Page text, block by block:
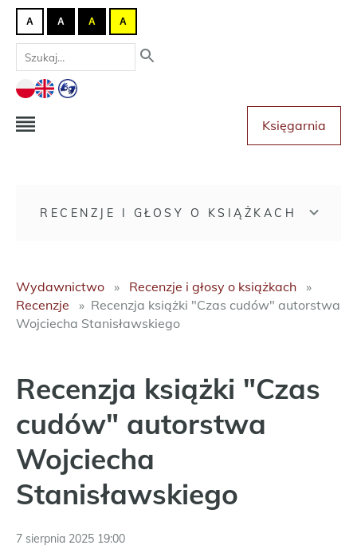
A A A A
Księgarnia
RECENZJE I GŁOSY O KSIĄŻKACH
Wydawnictwo
Recenzje i głosy o książkach
Recenzje
Recenzja książki "Czas cudów" autorstwa
Wojciecha Stanisławskiego
Recenzja książki "Czas
cudów" autorstwa
Wojciecha
Stanisławskiego
7 sierpnia 2025 19:00